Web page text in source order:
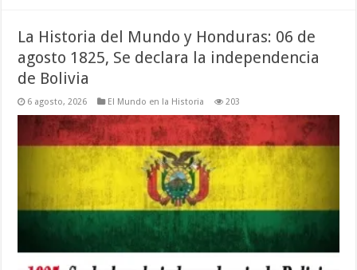
La Historia del Mundo y Honduras: 06 de
agosto 1825, Se declara la independencia
de Bolivia
6 agosto, 2026 El Mundo en la Historia 203